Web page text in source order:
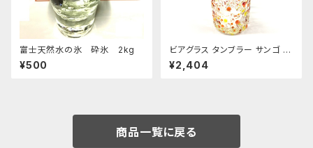
富士天然水の氷 砕氷 2kg
¥500
ビアグラス タンブラー サンゴ 琉
球ガラス 200cc
¥2,404
商品一覧に戻る